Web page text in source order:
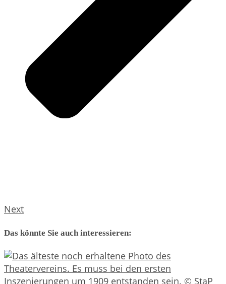
Next
Das könnte Sie auch interessieren: